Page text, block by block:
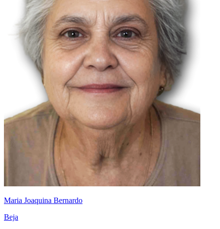
Maria Joaquina Bernardo
Beja